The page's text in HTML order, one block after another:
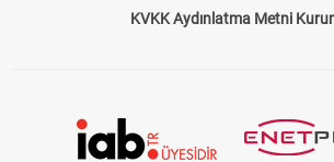
KVKK Aydınlatma Metni